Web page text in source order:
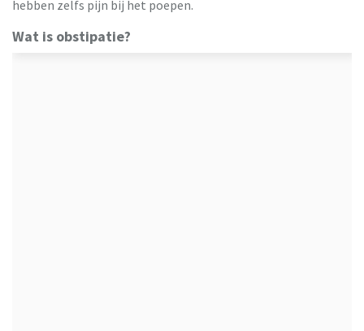
hebben zelfs pijn bij het poepen.
Wat is obstipatie?